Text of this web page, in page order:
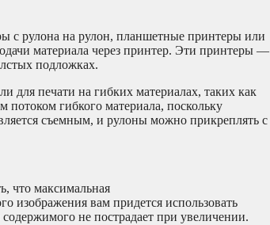
с рулона на рулон, планшетные принтеры или
материала через принтер. Эти принтеры —
подложках.
для печати на гибких материалах, таких как
потоком гибкого материала, поскольку
съемным, и рулоны можно прикреплять с
что максимальная
изображения вам придется использовать
не пострадает при увеличении.